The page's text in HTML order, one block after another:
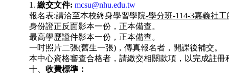
1. 繳交文件: mcsu@nhu.edu.tw
報名表:請洽至本校終身學習學院-學分班-114-3嘉義社工
身份證正反面影本一份，正本備查。
最高學歷證件影本一份，正本備查。
一吋照片二張(舊生一張)，傳真報名者，開課後補交。
本中心資格審查合格者，請繳交相關款項，以完成註
十、 收費標準：